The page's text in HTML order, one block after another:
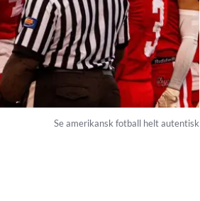
Se amerikansk fotball helt autentisk